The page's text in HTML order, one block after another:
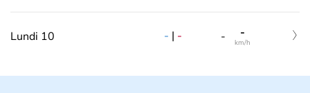
Lundi 10 - | - - -
km/h